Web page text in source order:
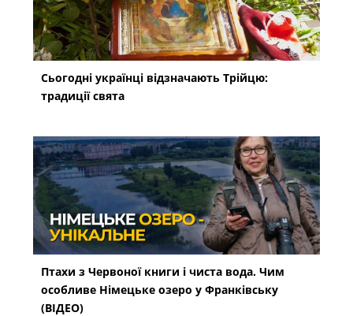
Сьогодні українці відзначають Трійцю:
традиції свята
Птахи з Червоної книги і чиста вода. Чим
особливе Німецьке озеро у Франківську
(ВІДЕО)